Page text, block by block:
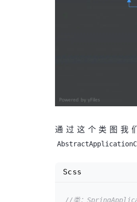
通过这个类图我
//类：
Scss